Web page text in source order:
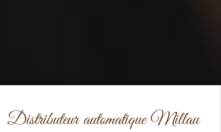
Distributeur automatique Millau